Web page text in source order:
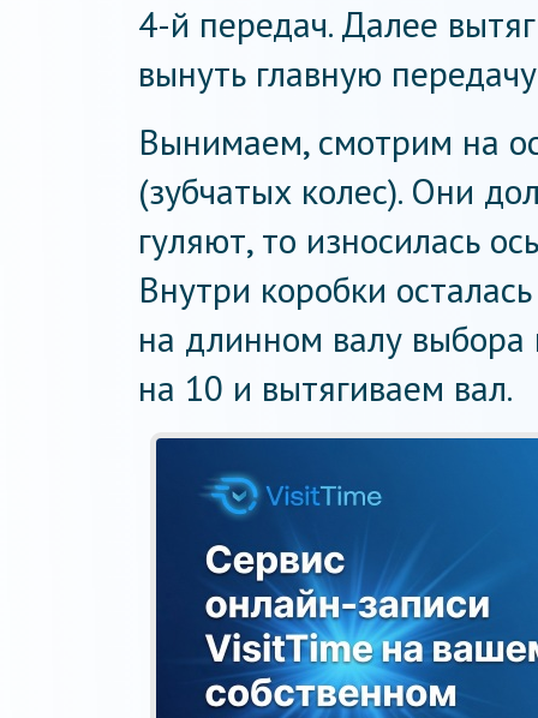
4-й передач. Далее
вынуть главную
Вынимаем, смотрим на
(зубчатых колес). Они
гуляют, то износилась
Внутри коробки
на длинном валу выбора
на 10 и вытягиваем вал.